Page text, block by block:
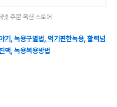
넷 주문 옥션 스토어
기, 녹용구별법, 먹기편한녹용, 활력넘
액, 녹용복용방법